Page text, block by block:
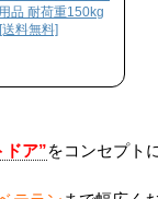
品 耐荷重150kg
料無料]
ドア”をコンセプトに